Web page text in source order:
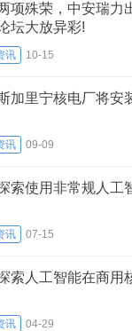
项殊荣，中安瑞力
坛大放异彩!
讯 10-15
加里宁核电厂将安
讯 09-09
索使用非常规人工
讯 07-15
索人工智能在商用
讯 04-29